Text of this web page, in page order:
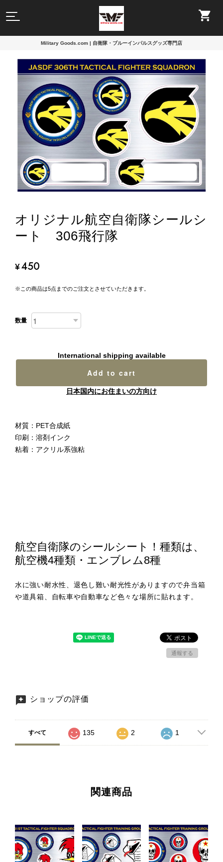
Military Goods.com | 自衛隊・ブルーインパルスグッズ専門店
オリジナル航空自衛隊シールシ
ート 306飛行隊
¥450
※この商品は5点までのご注文とさせていただきます。
数量
International shipping available
Add to cart
日本国内にお住まいの方向け
材質：PET合成紙
印刷：溶剤インク
粘着：アクリル系強粘
航空自衛隊のシールシート！種類は、
航空機4種類・エンブレム8種
水に強い耐水性、退色し難い耐光性がありますので弁当箱
や道具箱、自転車や自動車など色々な場所に貼れます。
通報する
ショップの評価
すべて 135 2 1
関連商品